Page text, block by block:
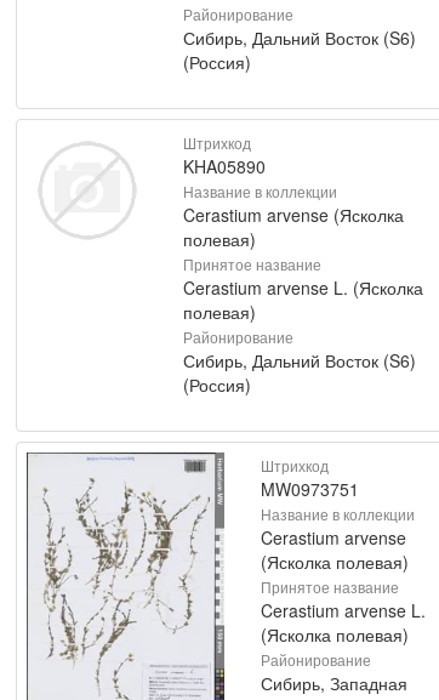
Районирование
Сибирь, Дальний Восток (S6)
(Россия)
Штрихкод
KHA05890
Название в коллекции
Cerastium arvense (Ясколка
полевая)
Принятое название
Cerastium arvense L. (Ясколка
полевая)
Районирование
Сибирь, Дальний Восток (S6)
(Россия)
Штрихкод
MW0973751
Название в коллекции
Cerastium arvense
(Ясколка полевая)
Принятое название
Cerastium arvense L.
(Ясколка полевая)
Районирование
Сибирь, Западная